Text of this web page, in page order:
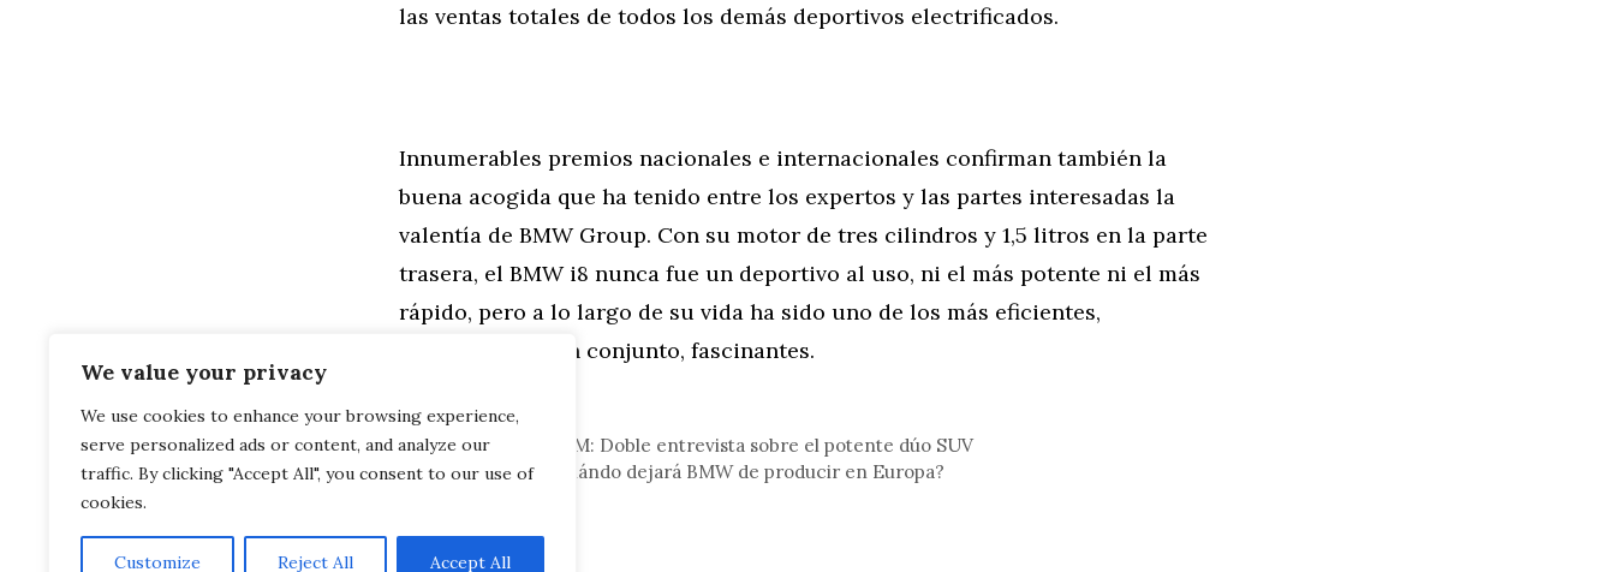
We value your privacy
We use cookies to enhance your browsing experience,
serve personalized ads or content, and analyze our
traffic. By clicking "Accept All", you consent to our use of
cookies.
Customize Reject All Accept All
las ventas totales de todos los demás deportivos electrificados.
Innumerables premios nacionales e internacionales confirman también la
buena acogida que ha tenido entre los expertos y las partes interesadas la
valentía de BMW Group. Con su motor de tres cilindros y 1,5 litros en la parte
trasera, el BMW i8 nunca fue un deportivo al uso, ni el más potente ni el más
rápido, pero a lo largo de su vida ha sido uno de los más eficientes,
innovadores y, en conjunto, fascinantes.
Categorías
General,Motor
BMW X5 M & X6 M: Doble entrevista sobre el potente dúo SUV
Coronavirus: ¿Cuándo dejará BMW de producir en Europa?